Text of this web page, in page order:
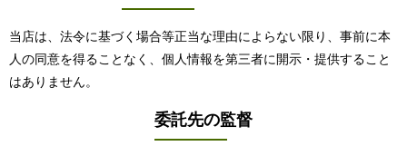
当店は、法令に基づく場合等正当な理由によらない限り、事前に本
人の同意を得ることなく、個人情報を第三者に開示・提供すること
はありません。
委託先の監督